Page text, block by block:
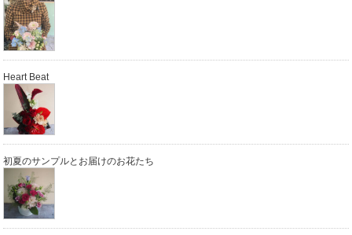
Heart Beat
初夏のサンプルとお届けのお花たち